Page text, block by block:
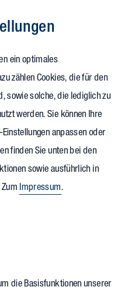
ein optimales
zählen Cookies, die für den
sowie solche, die lediglich zu
werden. Sie können Ihre
anpassen oder
finden Sie unten bei den
sowie ausführlich in
ZumImpressum.
die Basisfunktionen unserer